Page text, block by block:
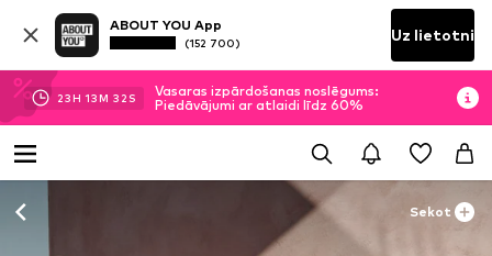
ABOUT YOU App
(152 700) Uz lietotni
23H 13M 30 S
Vasaras izpārdošanas noslēgums:
Piedāvājumi ar atlaidi līdz 60%
Sekot